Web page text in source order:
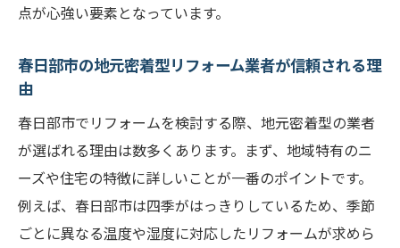
点が心強い要素となっています。
春日部市の地元密着型リフォーム業者が信頼される理
由
春日部市でリフォームを検討する際、地元密着型の業者
が選ばれる理由は数多くあります。まず、地域特有のニ
ーズや住宅の特徴に詳しいことが一番のポイントです。
例えば、春日部市は四季がはっきりしているため、季節
ごとに異なる温度や湿度に対応したリフォームが求めら